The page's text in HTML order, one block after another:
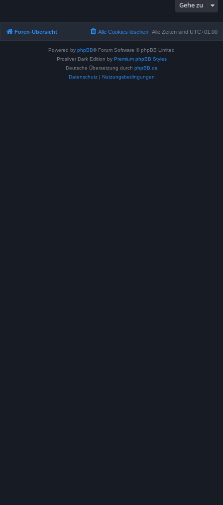
Gehe zu
Foren-Übersicht Alle Zeiten sind UTC+01:00
Alle Cookies löschen
Powered by phpBB® Forum Software © phpBB Limited
Prosilver Dark Edition by Premium phpBB Styles
Deutsche Übersetzung durch phpBB.de
Datenschutz| Nutzungsbedingungen